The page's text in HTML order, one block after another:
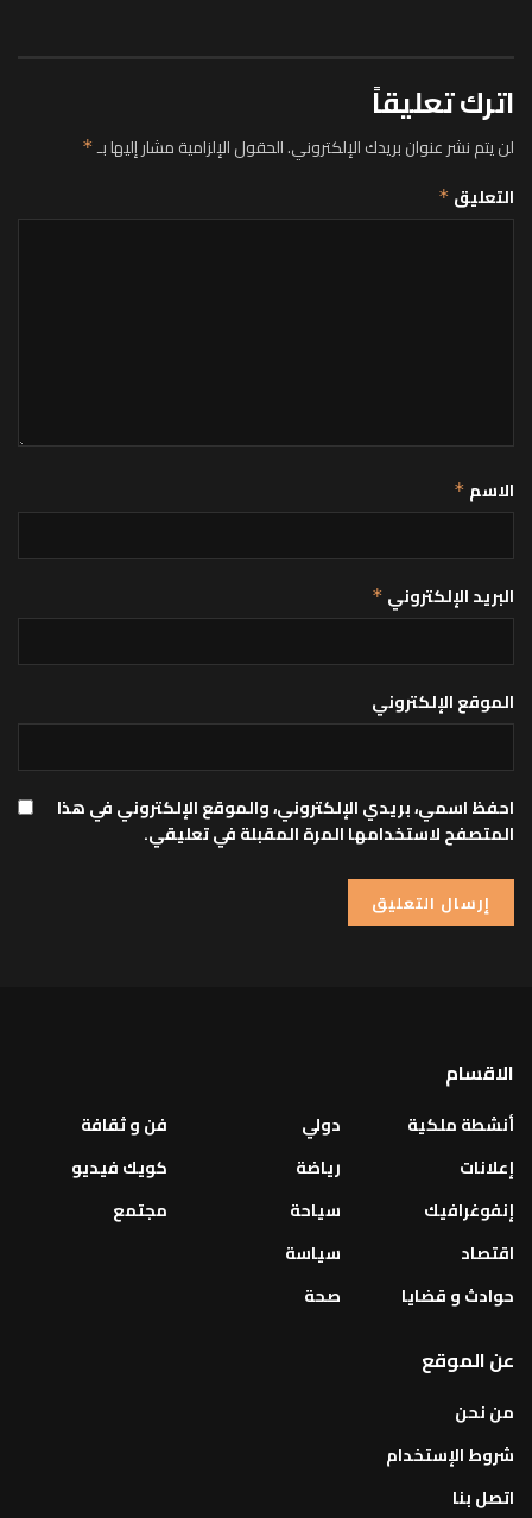
اترك تعليقاً
لن يتم نشر عنوان بريدك الإلكتروني.الحقول الإلزامية مشار إليها بـ*
التعليق *
الاسم *
البريد الإلكتروني *
الموقع الإلكتروني
احفظ اسمي، بريدي الإلكتروني، والموقع الإلكتروني في هذا
المتصفح لاستخدامها المرة المقبلة في تعليقي.
الاقسام
أنشطة ملكية
إعلانات
إنفوغرافيك
اقتصاد
حوادث و قضايا
دولي
رياضة
سياحة
سياسة
صحة
فن و ثقافة
كويك فيديو
مجتمع
عن الموقع
من نحن
شروط الإستخدام
اتصل بنا